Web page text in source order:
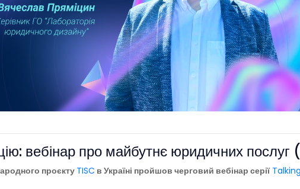
вебінар про майбутнє юридичних послуг
проєкту TISC в Україні пройшов черговий вебінар серії